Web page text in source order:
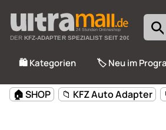
24 Stunden Onlineshop
DERKFZ-ADAPTER SPEZIALIST SEIT 2002
🛍️ Kategorien 🏷️ Neu im
🏠 SHOP 📁 KFZ Auto Adapter